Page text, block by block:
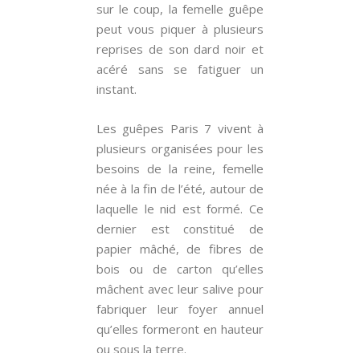
sur le coup, la femelle guêpe
peut vous piquer à plusieurs
reprises de son dard noir et
acéré sans se fatiguer un
instant.
Les guêpes Paris 7 vivent à
plusieurs organisées pour les
besoins de la reine, femelle
née à la fin de l’été, autour de
laquelle le nid est formé. Ce
dernier est constitué de
papier mâché, de fibres de
bois ou de carton qu’elles
mâchent avec leur salive pour
fabriquer leur foyer annuel
qu’elles formeront en hauteur
ou sous la terre.